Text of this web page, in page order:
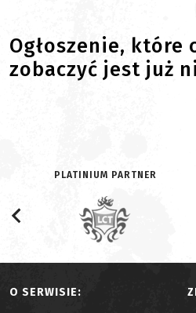
Ogłoszenie, które
zobaczyć jest już
PLATINIUM PARTNER
O SERWISIE: